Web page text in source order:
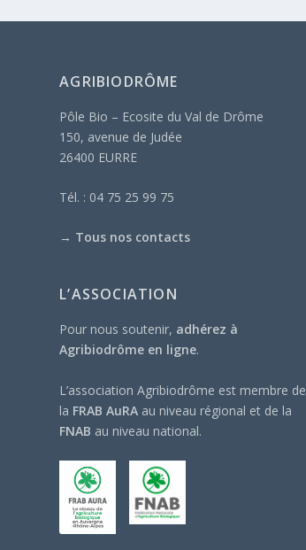
AGRIBIODRÔME
Pôle Bio – Ecosite du Val de Drôme
150, avenue de Judée
26400 EURRE
Tél. : 04 75 25 99 75
→ Tous nos contacts
L’ASSOCIATION
Pour nous soutenir, adhérez à
Agribiodrôme en ligne.
L’association Agribiodrôme est membre de
la FRAB AuRA au niveau régional et de la
FNAB au niveau national.